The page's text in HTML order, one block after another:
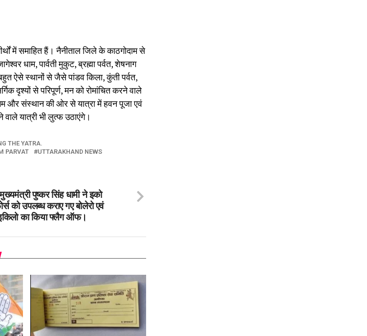
में समाहित हैं। नैनीताल जिले के काठगोदाम से
धाम, पार्वती मुकुट, ब्रह्मा पर्वत, शेषनाग
ऐसे स्थानों से जैसे पांडव किला, कुंती पर्वत,
दृश्यों से परिपूर्ण, मन को रोमांचित करने वाले
और संस्थान की ओर से यात्रा में हवन पूजा एवं
वाले यात्री भी लुत्फ उठाएंगे।
THE YATRA.
PARVAT
UTTARAKHAND NEWS
पुष्कर सिंह धामी ने इको
को उपलब्ध कराए गए बोलेरो एवं
का किया फ्लैग ऑफ।